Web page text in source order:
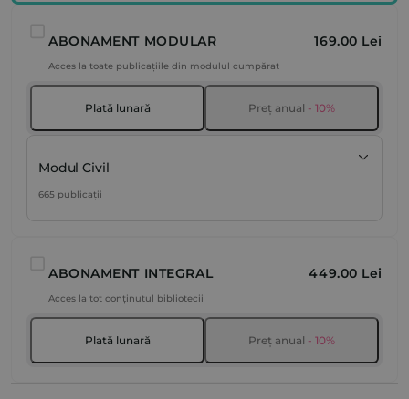
ABONAMENT MODULAR 169.00 Lei
Acces la toate publicațiile din modulul cumpărat
Plată lunară Preț anual - 10%
Modul Civil
665 publicații
ABONAMENT INTEGRAL 449.00 Lei
Acces la tot conținutul bibliotecii
Plată lunară Preț anual - 10%